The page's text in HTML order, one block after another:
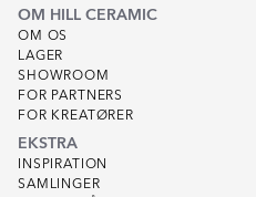
OM HILL CERAMIC
OM OS
LAGER
SHOWROOM
FOR PARTNERS
FOR KREATØRER
EKSTRA
INSPIRATION
SAMLINGER